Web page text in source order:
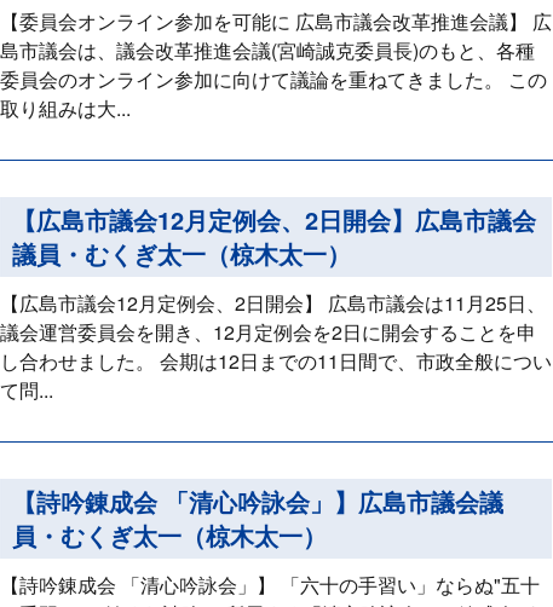
【委員会オンライン参加を可能に 広島市議会改革推進会議】 広
島市議会は、議会改革推進会議(宮崎誠克委員長)のもと、各種
委員会のオンライン参加に向けて議論を重ねてきました。 この
取り組みは大...
【広島市議会12月定例会、2日開会】広島市議会
議員・むくぎ太一（椋木太一）
【広島市議会12月定例会、2日開会】 広島市議会は11月25日、
議会運営委員会を開き、12月定例会を2日に開会することを申
し合わせました。 会期は12日までの11日間で、市政全般につい
て問...
【詩吟錬成会 「清心吟詠会」】広島市議会議
員・むくぎ太一（椋木太一）
【詩吟錬成会 「清心吟詠会」】 「六十の手習い」ならぬ"五十